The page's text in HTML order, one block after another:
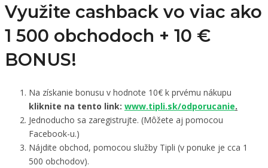
Využite cashback vo viac ako
1 500 obchodoch + 10 €
BONUS!
Na získanie bonusu v hodnote 10€ k prvému nákupu
kliknite na tento link: www.tipli.sk/odporucanie.
Jednoducho sa zaregistrujte. (Môžete aj pomocou
Facebook-u.)
Nájdite obchod, pomocou služby Tipli (v ponuke je cca 1
500 obchodov).